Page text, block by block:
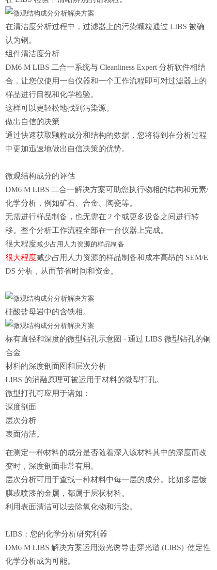
在清洁度分析过程中，过滤器上的污染颗粒通过 LIBS 被确
认为钢。
组件清洁度分析
DM6 M LIBS 二合一系统与 Cleanliness Expert 分析软件相结
合，让您仅使用一台仪器和一个工作流程即可对过滤器上的
样品进行目视和化学检验。
这样可以更轻松地找到污染源。
做出自信的决策
通过快速获取颗粒成分和结构的数据，您将得到在分析过程
中更加迅速地做出自信决策的优势。
微观结构成分的评估
DM6 M LIBS 二合一解决方案可助您执行物相的结构和元素/
化学分析，例如矿石、合金、陶瓷等。
无需进行样品制备，也无需在 2 个或更多设备之间进行转
移。整个分析工作流程全部在一台仪器上完成。
很大程度减少占用人力资源的样品制备
很大程度减少占用人力资源的样品制备和成本高昂的 SEM/E
DS 分析，从而节省时间和资金。
硅酸盐母岩中的含铁相。
标有直径和深度的微型钻孔示意图 - 通过 LIBS 微型钻孔的铜
合金
材料的深度剖面图和层次分析
LIBS 的消融原理可被运用于材料的微型打孔。
微型打孔可应用于诸如：
深度剖面
层次分析
表面清洁。
在测定一种材料的成分是否随着深入该材料其中的深度而改
变时，深度剖面非常有用。
层次分析可用于查找一种材料中每一层的成分。比如多层镀
膜或喷漆的金属，都属于层状材料。
利用表面清洁可以去除氧化物和污染。
LIBS：您的化学分析研究利器
DM6 M LIBS 解决方案运用激光诱导击穿光谱 (LIBS) 使定性
化学分析成为可能。